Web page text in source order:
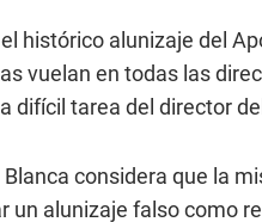
histórico alunizaje del
vuelan en todas las
difícil tarea del director
Blanca considera que la
un alunizaje falso como